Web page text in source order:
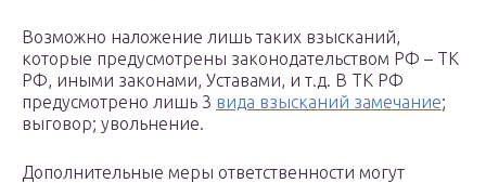
Возможно наложение лишь таких взысканий,
которые предусмотрены законодательством РФ – ТК
РФ, иными законами, Уставами, и т.д. В ТК РФ
предусмотрено лишь 3 вида взысканий замечание;
выговор; увольнение.
Дополнительные меры ответственности могут